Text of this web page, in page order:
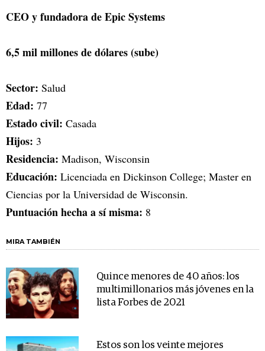
CEO y fundadora de Epic Systems
6,5 mil millones de dólares (sube)
Sector: Salud
Edad: 77
Estado civil: Casada
Hijos: 3
Residencia: Madison, Wisconsin
Educación: Licenciada en Dickinson College; Master en
Ciencias por la Universidad de Wisconsin.
Puntuación hecha a sí misma: 8
MIRA TAMBIÉN
Quince menores de 40 años: los
multimillonarios más jóvenes en la
lista Forbes de 2021
Estos son los veinte mejores